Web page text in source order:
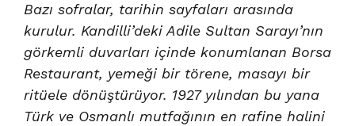
Bazı sofralar, tarihin sayfaları arasında
kurulur. Kandilli’deki Adile Sultan Sarayı’nın
görkemli duvarları içinde konumlanan Borsa
Restaurant, yemeği bir törene, masayı bir
ritüele dönüştürüyor. 1927 yılından bu yana
Türk ve Osmanlı mutfağının en rafine halini